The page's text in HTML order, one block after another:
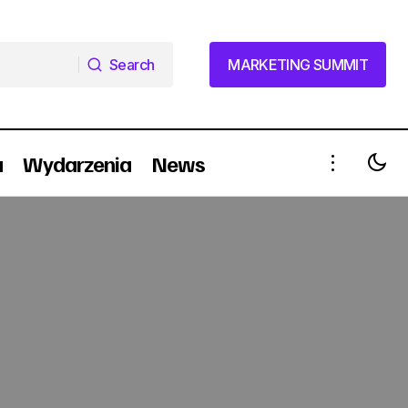
Search
MARKETING SUMMIT
MARKETING SUMMIT
Wydarzenia News